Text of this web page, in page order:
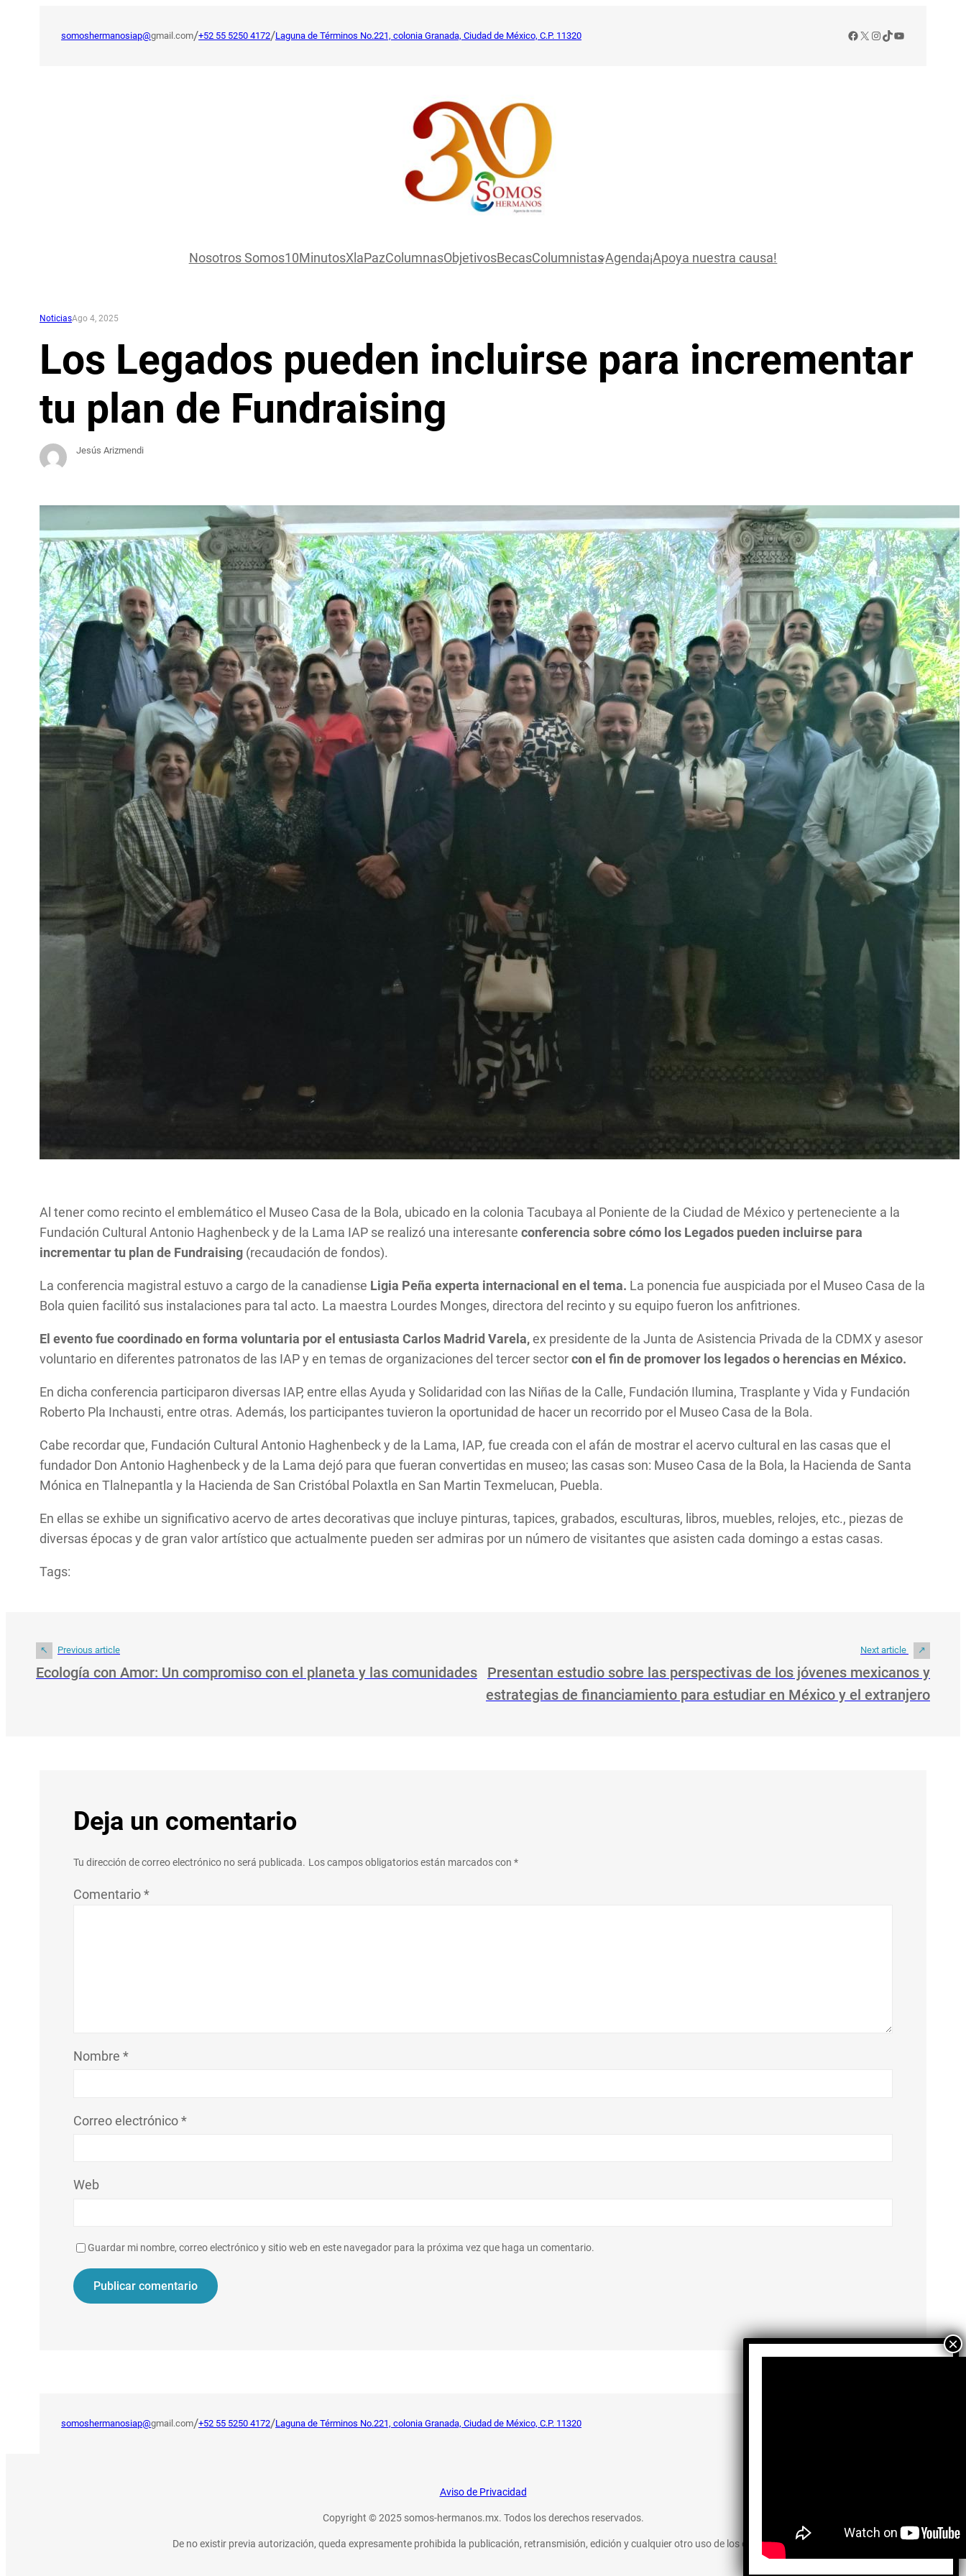
somoshermanosiap@gmail.com/+52 55 5250 4172/Laguna de Términos No.221, colonia Granada, Ciudad de México, C.P. 11320 Facebook
X Instagram
TikTok
YouTube
Nosotros Somos10MinutosXlaPazColumnasObjetivosBecasColumnistasAgenda¡Apoya nuestra causa!
NoticiasAgo 4, 2025
Los Legados pueden incluirse para incrementar
tu plan de Fundraising
Jesús Arizmendi
Al tener como recinto el emblemático el Museo Casa de la Bola, ubicado en la colonia Tacubaya al Poniente de la Ciudad de México y perteneciente a la
Fundación Cultural Antonio Haghenbeck y de la Lama IAP se realizó una interesanteconferencia sobre cómo los Legados pueden incluirse para
incrementar tu plan de Fundraising (recaudación de fondos).
La conferencia magistral estuvo a cargo de la canadiense Ligia Peña experta internacional en el tema. La ponencia fue auspiciada por el Museo Casa de la
Bola quien facilitó sus instalaciones para tal acto. La maestra Lourdes Monges, directora del recinto y su equipo fueron los anfitriones.
El evento fue coordinado en forma voluntaria por el entusiasta Carlos Madrid Varela,ex presidente de la Junta de Asistencia Privada de la CDMX y asesor
voluntario en diferentes patronatos de las IAP y en temas de organizaciones del tercer sectorcon el fin de promover los legados o herencias en México.
En dicha conferencia participaron diversas IAP, entre ellas Ayuda y Solidaridad con las Niñas de la Calle, Fundación Ilumina, Trasplante y Vida y Fundación
Roberto Pla Inchausti, entre otras. Además, los participantes tuvieron la oportunidad de hacer un recorrido por el Museo Casa de la Bola.
Cabe recordar que, Fundación Cultural Antonio Haghenbeck y de la Lama, IAP, fue creada con el afán de mostrar el acervo cultural en las casas que el
fundador Don Antonio Haghenbeck y de la Lama dejó para que fueran convertidas en museo; las casas son: Museo Casa de la Bola, la Hacienda de Santa
Mónica en Tlalnepantla y la Hacienda de San Cristóbal Polaxtla en San Martin Texmelucan, Puebla.
En ellas se exhibe un significativo acervo de artes decorativas que incluye pinturas, tapices, grabados, esculturas, libros, muebles, relojes, etc., piezas de
diversas épocas y de gran valor artístico que actualmente pueden ser admiras por un número de visitantes que asisten cada domingo a estas casas.
Tags:
Previous article
Ecología con Amor: Un compromiso con el planeta y las comunidades
Next article
Presentan estudio sobre las perspectivas de los jóvenes mexicanos y
estrategias de financiamiento para estudiar en México y el extranjero
Deja un comentario
Tu dirección de correo electrónico no será publicada. Los campos obligatorios están marcados con*
Comentario*
Nombre*
Correo electrónico*
Web
Guardar mi nombre, correo electrónico y sitio web en este navegador para la próxima vez que haga un comentario.
somoshermanosiap@gmail.com/+52 55 5250 4172/Laguna de Términos No.221, colonia Granada, Ciudad de México, C.P. 11320
Aviso de Privacidad
Copyright © 2025 somos-hermanos.mx. Todos los derechos reservados.
De no existir previa autorización, queda expresamente prohibida la publicación, retransmisión, edición y cualquier otro uso de los contenidos.